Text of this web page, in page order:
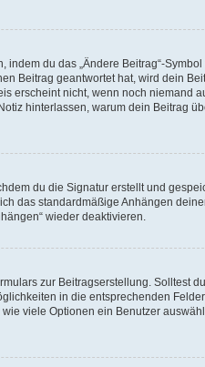
du das „Ändere Beitrag“-Symbol
Beitrag geantwortet hat, wird dein
erscheint nicht, wenn noch niemand
hinterlassen, warum dein Beitrag
du die Signatur erstellt und
das standardmäßige Anhängen
wieder deaktivieren.
zur Beitragserstellung. Solltest
in die entsprechenden
viele Optionen ein Benutzer